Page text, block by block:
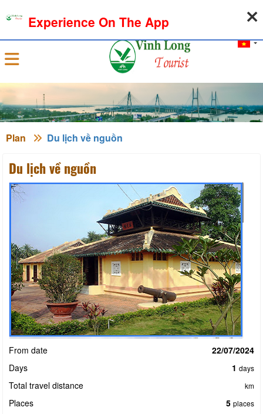
Sign in
Plan Du lịch về nguồn
Du lịch về nguồn
From date
22/07/2024
Days
1 days
Total travel distance km
Places 5 places
Experience On The App